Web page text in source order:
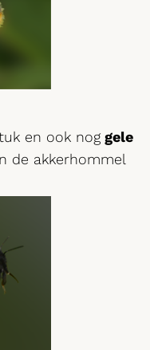
en ook noggele
de akkerhommel